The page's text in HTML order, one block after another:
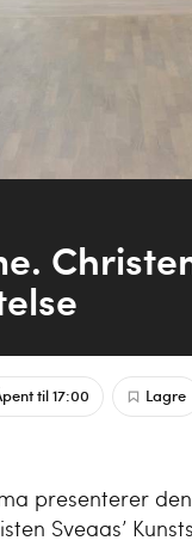
til 17:00 Lagre
presenterer
Sveaas’